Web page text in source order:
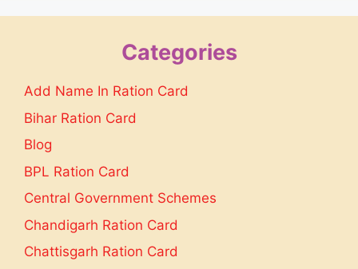
Categories
Add Name In Ration Card
Bihar Ration Card
Blog
BPL Ration Card
Central Government Schemes
Chandigarh Ration Card
Chattisgarh Ration Card